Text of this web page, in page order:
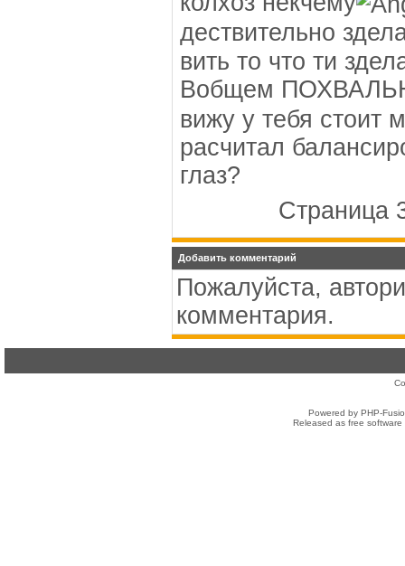
дествительно
вить то что ти
Вобщем
вижу у тебя стоит
расчитал
глаз?
Страница
Добавить комментарий
Пожалуйста,
комментария.
Powered by PHP-
Released as free